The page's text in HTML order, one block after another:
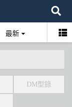
DM型錄
最新